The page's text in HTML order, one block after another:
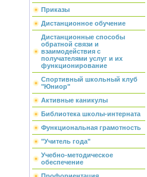
Приказы
Дистанционное обучение
Дистанционные способы
обратной связи и
взаимодействия с
получателями услуг и их
функционирование
Спортивный школьный клуб
"Юниор"
Активные каникулы
Библиотека школы-интерната
Функциональная грамотность
"Учитель года"
Учебно-методическое
обеспечение